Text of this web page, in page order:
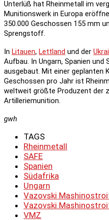
Unterlüß hat Rheinmetall im
Munitionswerk in Europa
350.000 Geschossen 155 mm
Sprengstoff.
In Litauen, Lettland und der
Aufbau. In Ungarn, Spanien
ausgebaut. Mit einer geplanten
Geschossen pro Jahr ist
weltweit größte Produzent der
Artilleriemunition.
gwh
TAGS
Rheinmetall
SAFE
Spanien
Südafrika
Ungarn
Vazovski
Vazovski
VMZ